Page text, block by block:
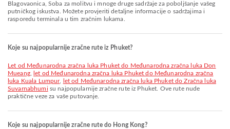
Blagovaonica, Soba za molitvu i mnoge druge sadržaje za poboljšanje vašeg
putničkog iskustva. Možete provjeriti detaljne informacije o sadržajima i
rasporedu terminala u tim zračnim lukama.
Koje su najpopularnije zračne rute iz Phuket?
let od Međunarodna zračna luka Phuket do Međunarodna zračna luka Don
Mueang,
let od Međunarodna zračna luka Phuket do Međunarodna zračna
luka Kuala Lumpur,
let od Međunarodna zračna luka Phuket do Zračna luka
Suvarnabhumi su najpopularnije zračne rute iz Phuket. Ove rute nude
praktične veze za vaše putovanje.
Koje su najpopularnije zračne rute do Hong Kong?